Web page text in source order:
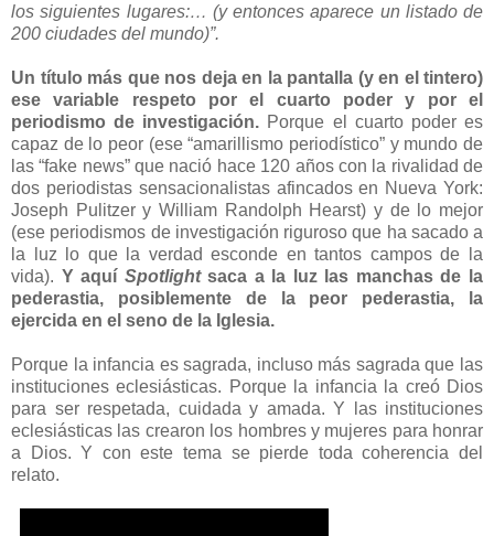
los siguientes lugares:… (y entonces aparece un listado de
200 ciudades del mundo)”.
Un título más que nos deja en la pantalla (y en el tintero)
ese variable respeto por el cuarto poder y por el
periodismo de investigación. Porque el cuarto poder es
capaz de lo peor (ese “amarillismo periodístico” y mundo de
las “fake news” que nació hace 120 años con la rivalidad de
dos periodistas sensacionalistas afincados en Nueva York:
Joseph Pulitzer y William Randolph Hearst) y de lo mejor
(ese periodismos de investigación riguroso que ha sacado a
la luz lo que la verdad esconde en tantos campos de la
vida). Y aquí Spotlightsaca a la luz las manchas de la
pederastia, posiblemente de la peor pederastia, la
ejercida en el seno de la Iglesia.
Porque la infancia es sagrada, incluso más sagrada que las
instituciones eclesiásticas. Porque la infancia la creó Dios
para ser respetada, cuidada y amada. Y las instituciones
eclesiásticas las crearon los hombres y mujeres para honrar
a Dios. Y con este tema se pierde toda coherencia del
relato.